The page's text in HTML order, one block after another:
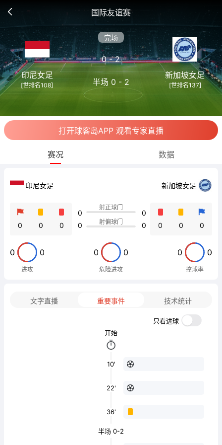
国际友谊赛
印尼女足
[世排名108]
完场
0 - 2
半场 0 - 2
新加坡女足
[世排名137]
打开球客岛APP 观看专家直播
赛况 数据
印尼女足 新加坡女足
0 0 0
0
0
射正球门
射偏球门
0
0
0 0 0
0 0
进攻
0 0
危险进攻
0 0
控球率
文字直播 重要事件 技术统计
只看进球
开始
10'
22'
36'
半场 0-2